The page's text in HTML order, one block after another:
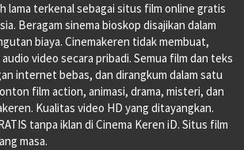
lama terkenal sebagai situs film online gratis
Beragam sinema bioskop disajikan dalam
biaya. Cinemakeren tidak membuat,
video secara pribadi. Semua film dan teks
internet bebas, dan dirangkum dalam satu
film action, animasi, drama, misteri, dan
Kualitas video HD yang ditayangkan.
tanpa iklan di Cinema Keren iD. Situs film
masa.